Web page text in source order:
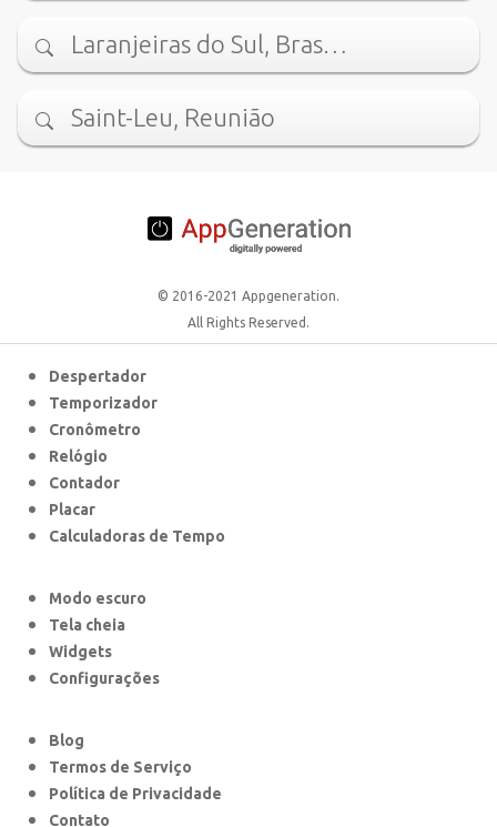
Laranjeiras do Sul, Bras…
Saint-Leu, Reunião
© 2016-2021 Appgeneration.
All Rights Reserved.
Despertador
Temporizador
Cronômetro
Relógio
Contador
Placar
Calculadoras de Tempo
Modo escuro
Tela cheia
Widgets
Configurações
Blog
Termos de Serviço
Política de Privacidade
Contato